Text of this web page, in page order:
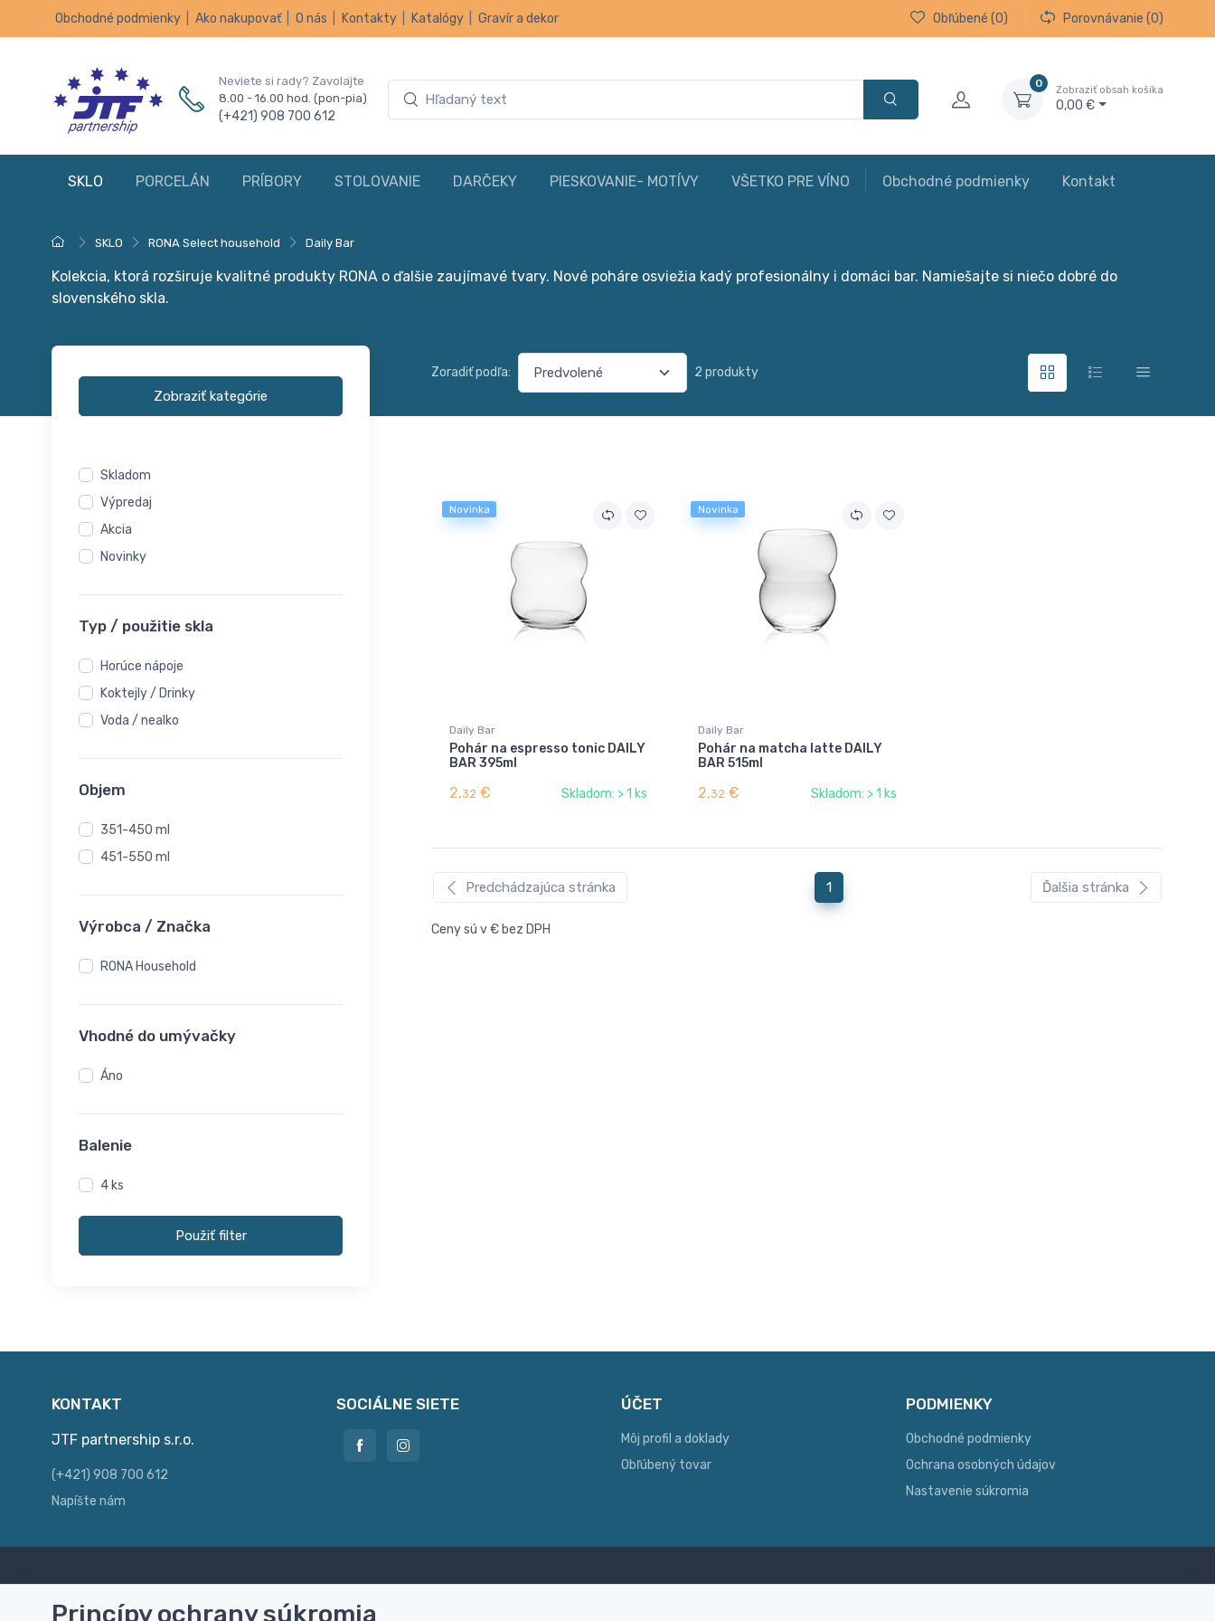
Obchodné podmienky Ako nakupovať O nás Kontakty Katalógy Gravír a dekor Obľúbené (0) Porovnávanie (0)
Neviete si rady? Zavolajte
8.00 - 16.00 hod. (pon-pia)
(+421) 908 700 612
0
Zobraziť obsah košíka
0,00 €
SKLO PORCELÁN PRÍBORY STOLOVANIE DARČEKY PIESKOVANIE- MOTÍVY VŠETKO PRE VÍNO Obchodné podmienky Kontakt
SKLO RONA Select household Daily Bar
Kolekcia, ktorá rozširuje kvalitné produkty RONA o ďalšie zaujímavé tvary. Nové poháre osviežia kadý profesionálny i domáci bar. Namiešajte si niečo dobré do
slovenského skla.
Zobraziť kategórie
Skladom
Výpredaj
Akcia
Novinky
Typ / použitie skla
Horúce nápoje
Koktejly / Drinky
Voda / nealko
Objem
351-450 ml
451-550 ml
Výrobca / Značka
RONA Household
Vhodné do umývačky
Áno
Balenie
4 ks
Použiť filter
Zoradiť podľa: 2 produkty
Novinka
Daily Bar
Pohár na espresso tonic DAILY
BAR 395ml
2,32 € Skladom: > 1 ks
Novinka
Daily Bar
Pohár na matcha latte DAILY
BAR 515ml
2,32 € Skladom: > 1 ks
Predchádzajúca stránka 1 Ďalšia stránka
Ceny sú v € bez DPH
KONTAKT
JTF partnership s.r.o.
(+421) 908 700 612
Napíšte nám
SOCIÁLNE SIETE ÚČET
Môj profil a doklady
Obľúbený tovar
PODMIENKY
Obchodné podmienky
Ochrana osobných údajov
Nastavenie súkromia
Princípy ochrany súkromia